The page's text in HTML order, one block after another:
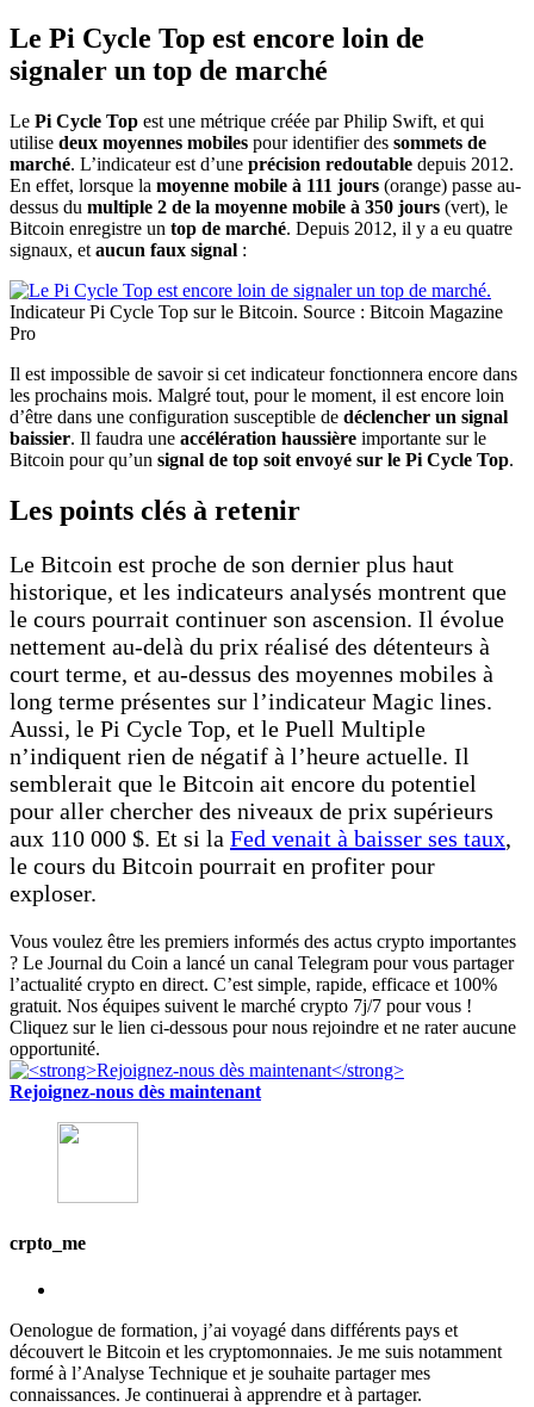
Le Pi Cycle Top est encore loin de
signaler un top de marché
Le Pi Cycle Top est une métrique créée par Philip Swift, et qui
utilise deux moyennes mobiles pour identifier des sommets de
marché. L’indicateur est d’une précision redoutable depuis 2012.
En effet, lorsque la moyenne mobile à 111 jours (orange) passe au-
dessus du multiple 2 de la moyenne mobile à 350 jours (vert), le
Bitcoin enregistre un top de marché. Depuis 2012, il y a eu quatre
signaux, et aucun faux signal :
Indicateur Pi Cycle Top sur le Bitcoin. Source : Bitcoin Magazine
Pro
Il est impossible de savoir si cet indicateur fonctionnera encore dans
les prochains mois. Malgré tout, pour le moment, il est encore loin
d’être dans une configuration susceptible de déclencher un signal
baissier. Il faudra une accélération haussière importante sur le
Bitcoin pour qu’un signal de top soit envoyé sur le Pi Cycle Top.
Les points clés à retenir
Le Bitcoin est proche de son dernier plus haut
historique, et les indicateurs analysés montrent que
le cours pourrait continuer son ascension. Il évolue
nettement au-delà du prix réalisé des détenteurs à
court terme, et au-dessus des moyennes mobiles à
long terme présentes sur l’indicateur Magic lines.
Aussi, le Pi Cycle Top, et le Puell Multiple
n’indiquent rien de négatif à l’heure actuelle. Il
semblerait que le Bitcoin ait encore du potentiel
pour aller chercher des niveaux de prix supérieurs
aux 110 000 $. Et si la Fed venait à baisser ses taux,
le cours du Bitcoin pourrait en profiter pour
exploser.
Vous voulez être les premiers informés des actus crypto importantes
? Le Journal du Coin a lancé un canal Telegram pour vous partager
l’actualité crypto en direct. C’est simple, rapide, efficace et 100%
gratuit. Nos équipes suivent le marché crypto 7j/7 pour vous !
Cliquez sur le lien ci-dessous pour nous rejoindre et ne rater aucune
opportunité.
Rejoignez-nous dès maintenant
crpto_me
Oenologue de formation, j’ai voyagé dans différents pays et
découvert le Bitcoin et les cryptomonnaies. Je me suis notamment
formé à l’Analyse Technique et je souhaite partager mes
connaissances. Je continuerai à apprendre et à partager.